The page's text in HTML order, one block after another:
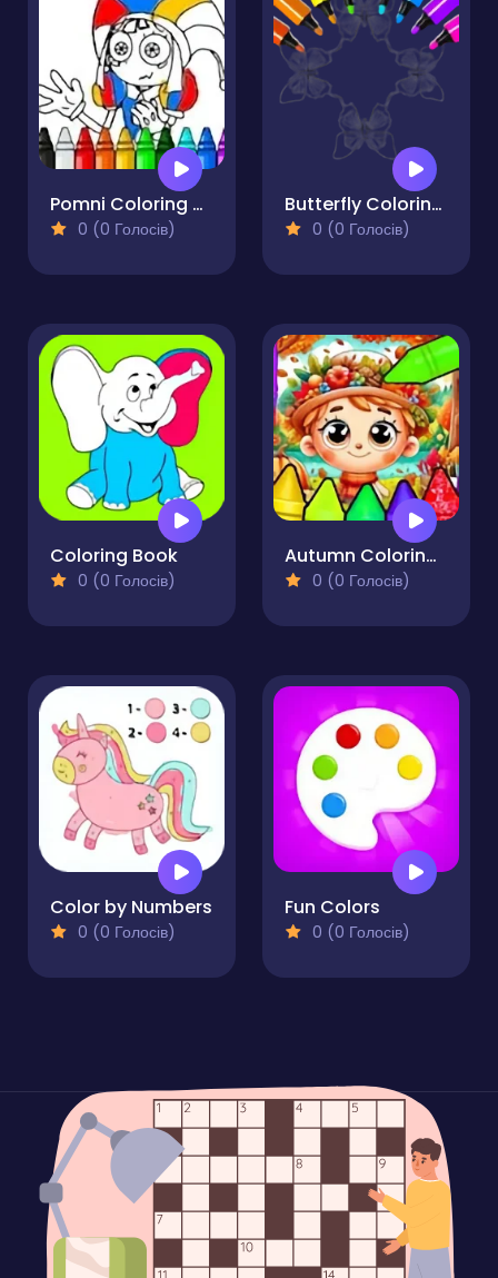
Pomni Coloring Book
0 (0 Голосів)
Butterfly Coloring Pages Kids
0 (0 Голосів)
Coloring Book
0 (0 Голосів)
Autumn Coloring Seasons Pages
0 (0 Голосів)
Color by Numbers
0 (0 Голосів)
Fun Colors
0 (0 Голосів)